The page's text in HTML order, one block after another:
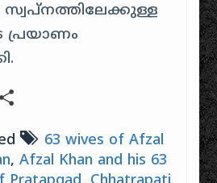
സ്വപ്നത്തിലേക്കുള്ള
പ്രയാണം
Email
63 wives of Afzal
,Afzal Khan and his 63